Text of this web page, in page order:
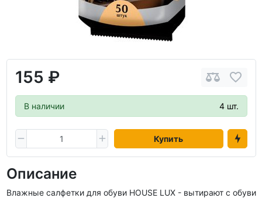
155 ₽
В наличии 4 шт.
Купить
Описание
Влажные салфетки для обуви HOUSE LUX - вытирают с обуви